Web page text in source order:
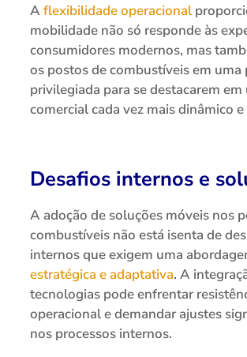
A flexibilidade operacional
mobilidade não só responde às
consumidores modernos, mas
os postos de combustíveis em uma
privilegiada para se destacarem em
comercial cada vez mais dinâmico
Desafios internos e
A adoção de soluções móveis nos
combustíveis não está isenta de
internos que exigem uma
estratégica e adaptativa. A
tecnologias pode enfrentar
operacional e demandar ajustes
nos processos internos.